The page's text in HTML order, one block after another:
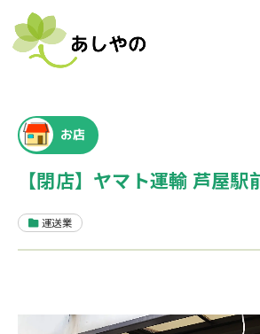
お店
【閉店】ヤマト運輸 芦屋駅
運送業